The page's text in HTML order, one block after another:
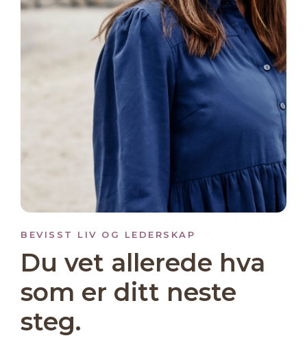
BEVISST LIV OG LEDERSKAP
Du vet allerede hva
som er ditt neste
steg.